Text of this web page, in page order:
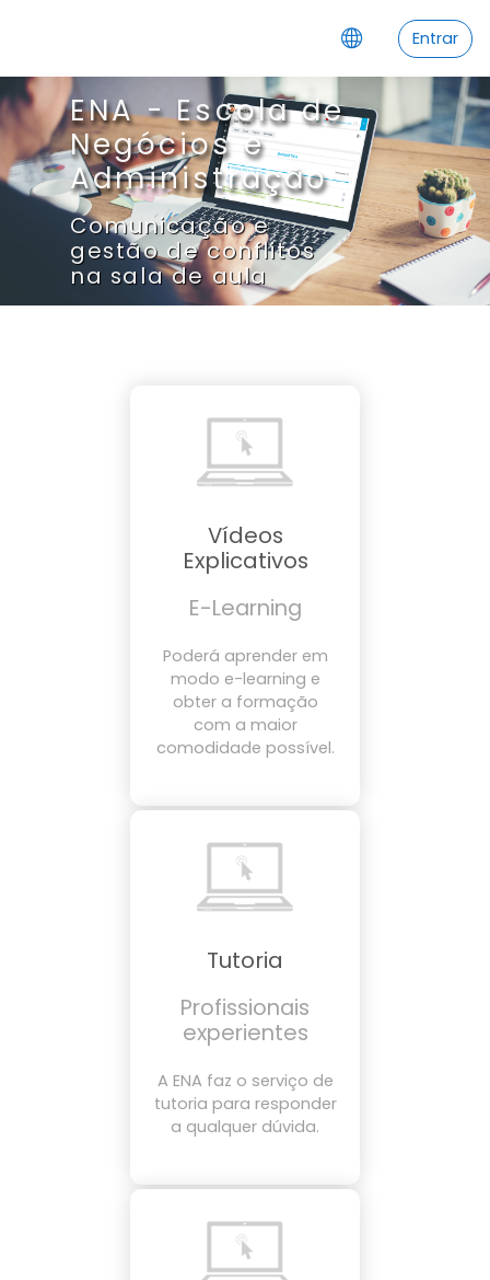
Entrar
ENA - Escola de
Negócios e
Administração
Comunicação e
gestão de conflitos
na sala de aula
Vídeos
Explicativos
E-Learning
Poderá aprender em
modo e-learning e
obter a formação
com a maior
comodidade possível.
Tutoria
Profissionais
experientes
A ENA faz o serviço de
tutoria para responder
a qualquer dúvida.